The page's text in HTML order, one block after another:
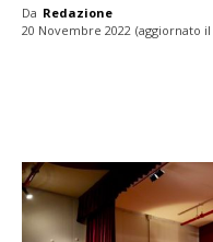
Da Redazione
20 Novembre 2022 (aggiornato il